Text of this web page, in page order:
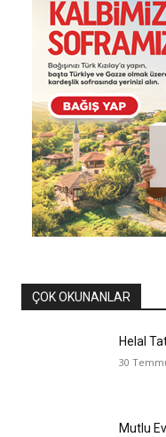
ÇOK OKUNANLAR
Helal
30
Mutlu